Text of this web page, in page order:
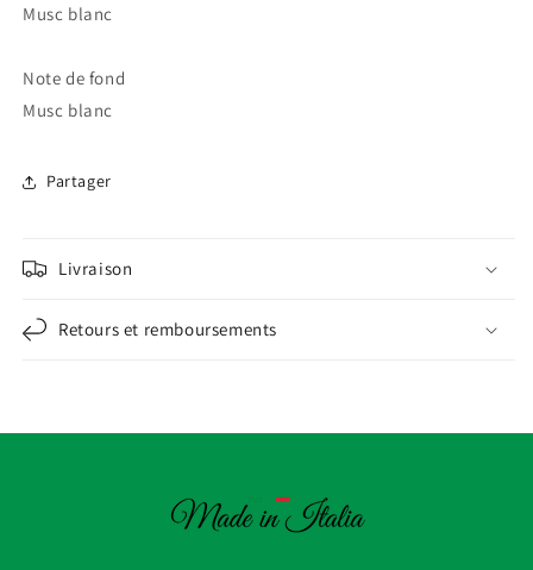
Musc blanc
Note de fond
Musc blanc
Partager
Livraison
Retours et remboursements